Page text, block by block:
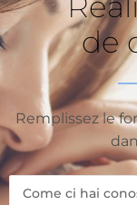
de
Remplissez le